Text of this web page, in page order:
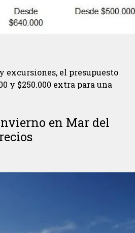
excursiones, el presupuesto
y $250.000 extra para una
en Mar del